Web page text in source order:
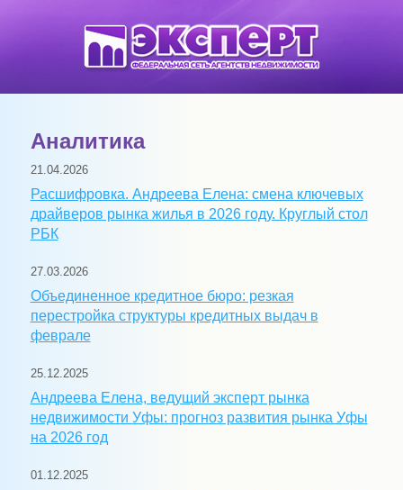
Аналитика
21.04.2026
Расшифровка. Андреева Елена: смена ключевых
драйверов рынка жилья в 2026 году. Круглый стол
РБК
27.03.2026
Объединенное кредитное бюро: резкая
перестройка структуры кредитных выдач в
феврале
25.12.2025
Андреева Елена, ведущий эксперт рынка
недвижимости Уфы: прогноз развития рынка Уфы
на 2026 год
01.12.2025